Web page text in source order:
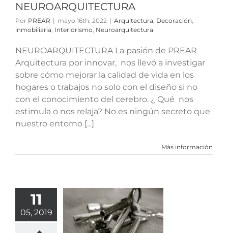
NEUROARQUITECTURA
Por PREAR | mayo 16th, 2022 | Arquitectura, Decoración,
inmobiliaria, Interiorismo, Neuroarquitectura
NEUROARQUITECTURA La pasión de PREAR
Arquitectura por innovar, nos llevó a investigar
sobre cómo mejorar la calidad de vida en los
hogares o trabajos no solo con el diseño si no
con el conocimiento del cerebro. ¿ Qué nos
estimula o nos relaja? No es ningún secreto que
nuestro entorno [...]
Más información
11
05, 2019